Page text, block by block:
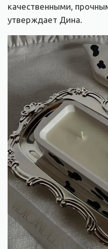
качественными,
утверждает Дина.